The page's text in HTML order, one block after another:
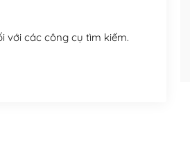
với các công cụ tìm kiếm.
Với kho Theme